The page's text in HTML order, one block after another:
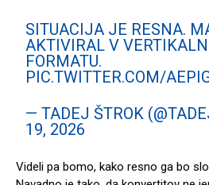
SITUACIJA JE RESNA.
AKTIVIRAL V
FORMATU.
PIC.TWITTER.COM/
— TADEJ ŠTROK
19, 2026
Videli pa bomo, kako resno ga bo